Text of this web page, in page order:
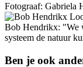
Fotograaf: Gabriela
Bob Hendrikx: "We
systeem de natuur
Ben je ook